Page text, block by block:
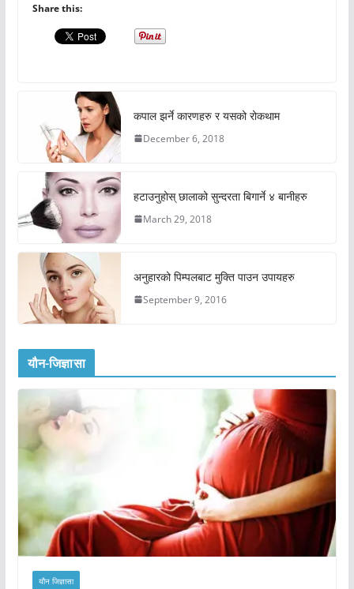
Share this:
कपाल झर्ने कारणहरु र यसको रोकथाम
December 6, 2018
हटाउनुहोस् छालाको सुन्दरता बिगार्ने ४ बानीहरु
March 29, 2018
अनुहारको पिम्पलबाट मुक्ति पाउन उपायहरु
September 9, 2016
यौन-जिज्ञासा
यौन जिज्ञासा